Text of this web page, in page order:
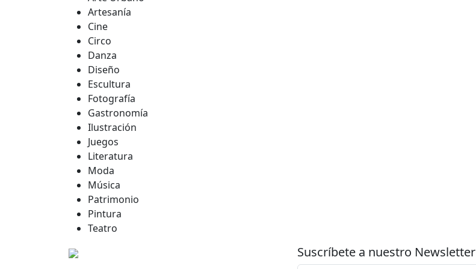
Artesanía
Cine
Circo
Danza
Diseño
Escultura
Fotografía
Gastronomía
Ilustración
Juegos
Literatura
Moda
Música
Patrimonio
Pintura
Teatro
Suscríbete a nuestro Newsletter